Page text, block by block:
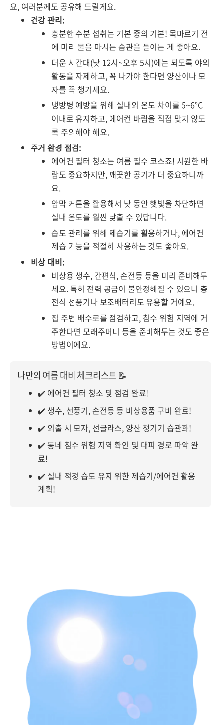
요, 여러분께도 공유해 드릴게요.
건강 관리:
충분한 수분 섭취는 기본 중의 기본! 목마르기 전
에 미리 물을 마시는 습관을 들이는 게 좋아요.
더운 시간대(낮 12시~오후 5시)에는 되도록 야외
활동을 자제하고, 꼭 나가야 한다면 양산이나 모
자를 꼭 챙기세요.
냉방병 예방을 위해 실내외 온도 차이를 5~6°C
이내로 유지하고, 에어컨 바람을 직접 맞지 않도
록 주의해야 해요.
주거 환경 점검:
에어컨 필터 청소는 여름 필수 코스죠! 시원한 바
람도 중요하지만, 깨끗한 공기가 더 중요하니까
요.
암막 커튼을 활용해서 낮 동안 햇빛을 차단하면
실내 온도를 훨씬 낮출 수 있답니다.
습도 관리를 위해 제습기를 활용하거나, 에어컨
제습 기능을 적절히 사용하는 것도 좋아요.
비상 대비:
비상용 생수, 간편식, 손전등 등을 미리 준비해두
세요. 특히 전력 공급이 불안정해질 수 있으니 충
전식 선풍기나 보조배터리도 유용할 거예요.
집 주변 배수로를 점검하고, 침수 위험 지역에 거
주한다면 모래주머니 등을 준비해두는 것도 좋은
방법이에요.
나만의 여름 대비 체크리스트 📝
✔️ 에어컨 필터 청소 및 점검 완료!
✔️ 생수, 선풍기, 손전등 등 비상용품 구비 완료!
✔️ 외출 시 모자, 선글라스, 양산 챙기기 습관화!
✔️ 동네 침수 위험 지역 확인 및 대피 경로 파악 완
료!
✔️ 실내 적정 습도 유지 위한 제습기/에어컨 활용
계획!